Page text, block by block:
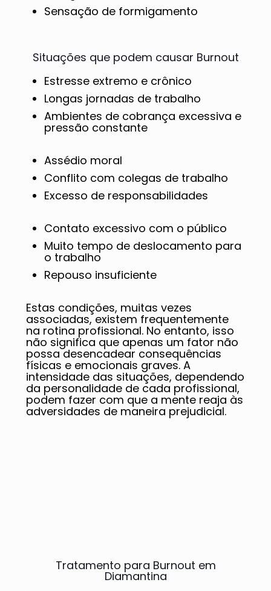
Sensação de formigamento
Situações que podem causar Burnout
Estresse extremo e crônico
Longas jornadas de trabalho
Ambientes de cobrança excessiva e
pressão constante
Assédio moral
Conflito com colegas de trabalho
Excesso de responsabilidades
Contato excessivo com o público
Muito tempo de deslocamento para
o trabalho
Repouso insuficiente
Estas condições, muitas vezes
associadas, existem frequentemente
na rotina profissional. No entanto, isso
não significa que apenas um fator não
possa desencadear consequências
físicas e emocionais graves. A
intensidade das situações, dependendo
da personalidade de cada profissional,
podem fazer com que a mente reaja às
adversidades de maneira prejudicial.
Tratamento para Burnout em
Diamantina